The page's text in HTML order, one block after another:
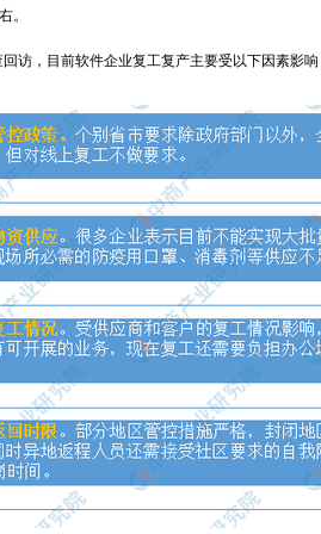
。
访，目前软件企业复工复产主要受以下因素影